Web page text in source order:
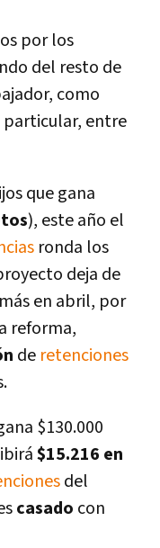
por los
del resto de
como
particular, entre
que gana
), este año el
ronda los
deja de
en abril, por
reforma,
de retenciones
$130.000
$15.216 en
del
casado con